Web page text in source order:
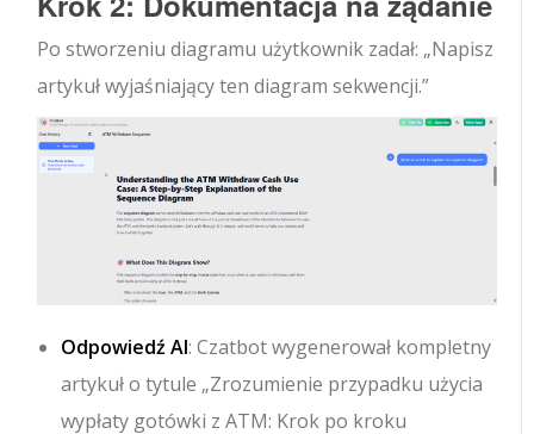
Po stworzeniu diagramu użytkownik zadał: „Napisz
artykuł wyjaśniający ten diagram sekwencji.”
Odpowiedź AI: Czatbot wygenerował kompletny
artykuł o tytule „Zrozumienie przypadku użycia
wypłaty gotówki z ATM: Krok po kroku